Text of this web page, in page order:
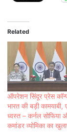
Related
ऑपरेशन सिंदूर प्रेस
भारत की बड़ी
ध्वस्त – कर्नल सोफिया
कमांडर व्योमिका का